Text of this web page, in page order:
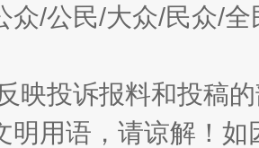
众/公民/大众/民众/
映投诉报料和投稿
明用语，请谅解！